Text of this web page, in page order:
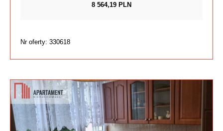
8 564,19 PLN
Nr oferty: 330618